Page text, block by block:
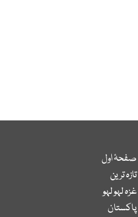
صفحۂ اول
تازہ ترین
غزہ لہو لہو
پاکستان